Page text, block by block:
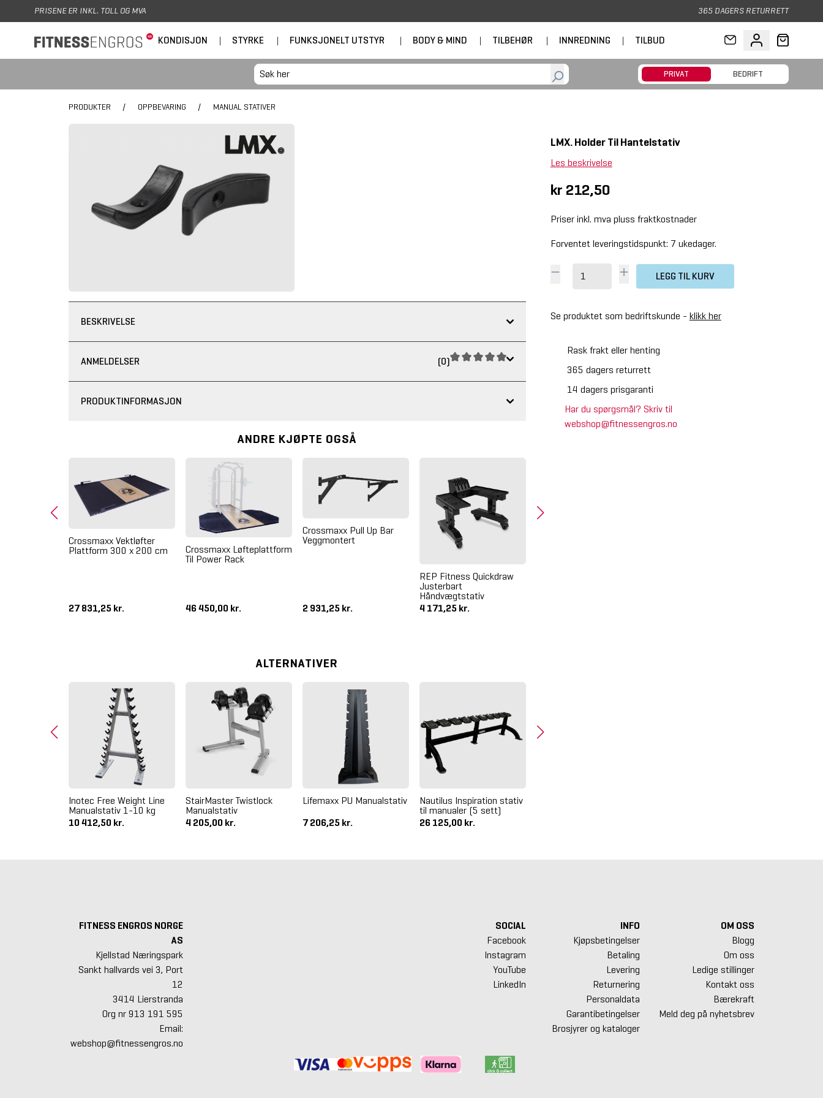
Hopp til hovedinnhold
PRISENE ER INKL. TOLL OG MVA 365 DAGERS RETURRETT
KONDISJON | STYRKE | FUNKSJONELT UTSTYR | BODY & MIND | TILBEHØR | INNREDNING | TILBUD
PRIVAT BEDRIFT
PRODUKTER / OPPBEVARING / MANUAL STATIVER
LMX. Holder Til Hantelstativ
Les beskrivelse
kr 212,50
Priser inkl. mva pluss fraktkostnader
Forventet leveringstidspunkt: 7 ukedager.
LEGG TIL KURV
Se produktet som bedriftskunde - klikk her
Rask frakt eller henting
365 dagers returrett
14 dagers prisgaranti
Har du spørgsmål? Skriv til
webshop@fitnessengros.no
BESKRIVELSE
ANMELDELSER (0)
PRODUKTINFORMASJON
ANDRE KJØPTE OGSÅ
Crossmaxx Vektløfter
Plattform 300 x 200 cm
27 831,25 kr.
Crossmaxx Løfteplattform
Til Power Rack
46 450,00 kr.
Crossmaxx Pull Up Bar
Veggmontert
2 931,25 kr.
REP Fitness Quickdraw
Justerbart
Håndvægtstativ
4 171,25 kr.
ALTERNATIVER
Inotec Free Weight Line
Manualstativ 1-10 kg
10 412,50 kr.
StairMaster Twistlock
Manualstativ
4 205,00 kr.
Lifemaxx PU Manualstativ
7 206,25 kr.
Nautilus Inspiration stativ
til manualer (5 sett)
26 125,00 kr.
FITNESS ENGROS NORGE
AS
Kjellstad Næringspark
Sankt hallvards vei 3, Port
12
3414 Lierstranda
Org nr 913 191 595
Email:
webshop@fitnessengros.no
SOCIAL
Facebook
Instagram
YouTube
LinkedIn
INFO
Kjøpsbetingelser
Betaling
Levering
Returnering
Personaldata
Garantibetingelser
Brosjyrer og kataloger
OM OSS
Blogg
Om oss
Ledige stillinger
Kontakt oss
Bærekraft
Meld deg på nyhetsbrev